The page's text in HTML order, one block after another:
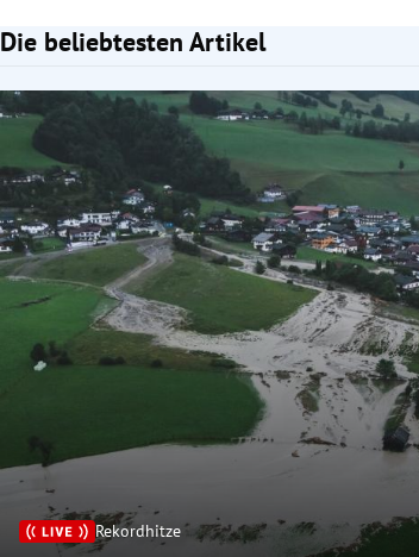
Die beliebtesten Artikel
Slide 1 von 7
Rekordhitze